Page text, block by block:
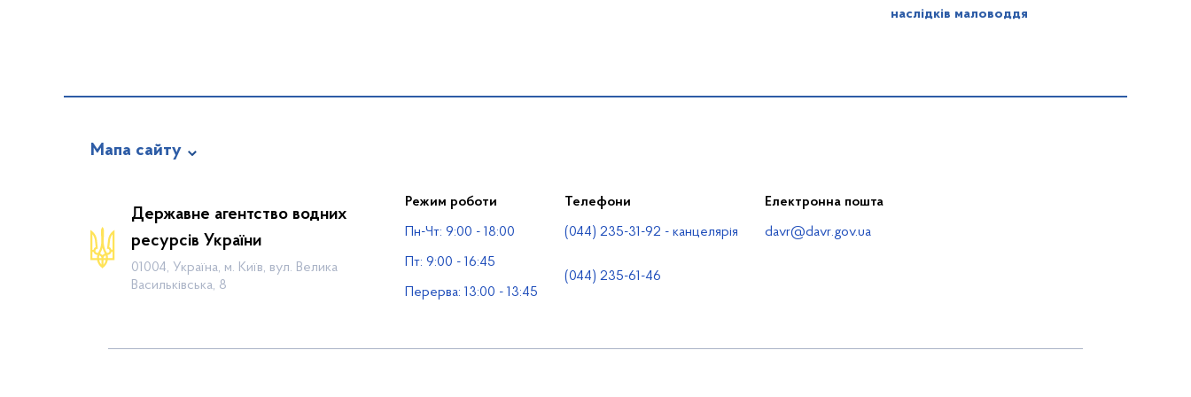
наслідків маловоддя
Мапа сайту
Діяльність
Громадянам
Прес-центр
Водогосподарські організації
Державне агентство водних
ресурсів України
01004, Україна, м. Київ, вул. Велика
Васильківська, 8
Режим роботи
Пн-Чт: 9:00 - 18:00
Пт: 9:00 - 16:45
Перерва: 13:00 - 13:45
Телефони
(044) 235-31-92 - канцелярія
(044) 235-61-46
Електронна пошта
davr@davr.gov.ua